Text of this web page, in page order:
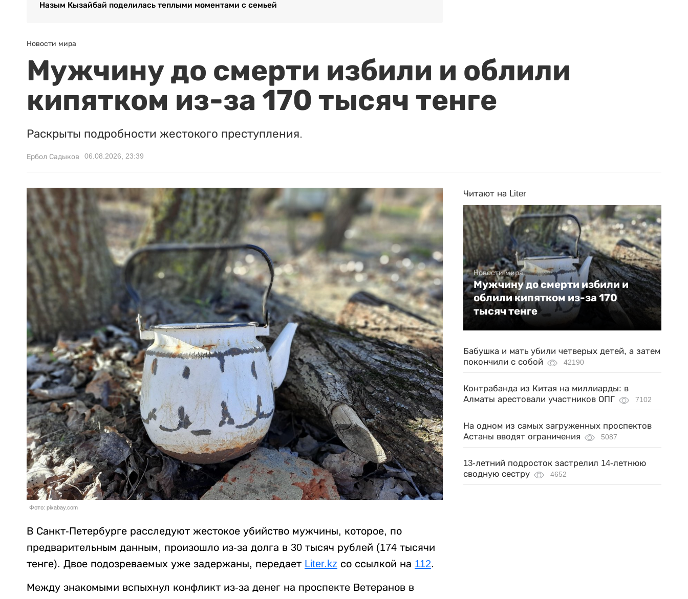
Назым Кызайбай поделилась теплыми моментами с семьей
Новости мира
Мужчину до смерти избили и облили
кипятком из-за 170 тысяч тенге
Раскрыты подробности жестокого преступления.
Ербол Садыков 06.08.2026, 23:39
Фото: pixabay.com
В Санкт-Петербурге расследуют жестокое убийство мужчины, которое, по
предварительным данным, произошло из-за долга в 30 тысяч рублей (174 тысячи
тенге). Двое подозреваемых уже задержаны, передает Liter.kz со ссылкой на 112.
Между знакомыми вспыхнул конфликт из-за денег на проспекте Ветеранов в
Читают на Liter
Новости мира
Мужчину до смерти избили и
облили кипятком из-за 170
тысяч тенге
Бабушка и мать убили четверых детей, а затем
покончили с собой
42190
Контрабанда из Китая на миллиарды: в
Алматы арестовали участников ОПГ
7102
На одном из самых загруженных проспектов
Астаны вводят ограничения
5087
13-летний подросток застрелил 14-летнюю
сводную сестру
4652